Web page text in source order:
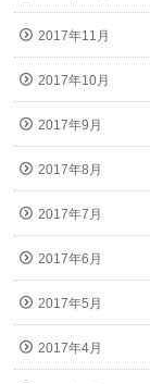
2017年11月
2017年10月
2017年9月
2017年8月
2017年7月
2017年6月
2017年5月
2017年4月